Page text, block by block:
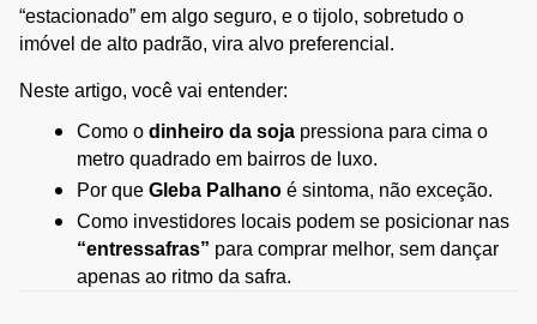
“estacionado” em algo seguro, e o tijolo, sobretudo o
imóvel de alto padrão, vira alvo preferencial.
Neste artigo, você vai entender:
Como o dinheiro da soja pressiona para cima o
metro quadrado em bairros de luxo.
Por que Gleba Palhano é sintoma, não exceção.
“entressafras” para comprar melhor, sem dançar
apenas ao ritmo da safra.